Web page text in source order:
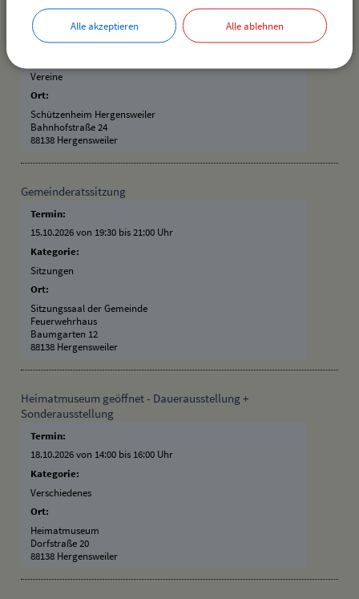
Termin:
07.10.2026
Vereine
Ort:
Schützenheim Hergensweiler
Bahnhofstraße 24
88138 Hergensweiler
Gemeinderatssitzung
Termin:
15.10.2026 von 19:30 bis 21:00 Uhr
Kategorie:
Sitzungen
Ort:
Sitzungssaal der Gemeinde
Feuerwehrhaus
Baumgarten 12
88138 Hergensweiler
Heimatmuseum geöffnet - Dauerausstellung +
Sonderausstellung
Termin:
18.10.2026 von 14:00 bis 16:00 Uhr
Kategorie:
Verschiedenes
Ort:
Heimatmuseum
Dorfstraße 20
88138 Hergensweiler
Alle akzeptieren Alle ablehnen